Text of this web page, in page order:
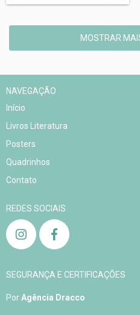
MOSTRAR
NAVEGAÇÃO
Início
Livros Literatura
Posters
Quadrinhos
Contato
REDES SOCIAIS
SEGURANÇA E CERTIFICAÇÕES
PorAgência Dracco